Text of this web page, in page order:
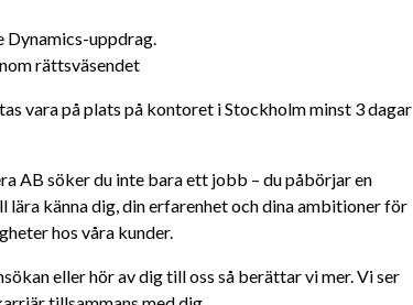
Dynamics-uppdrag.
rättsväsendet
vara på plats på kontoret i Stockholm minst 3 dagar
AB söker du inte bara ett jobb – du påbörjar en
känna dig, din erfarenhet och dina ambitioner för
hos våra kunder.
eller hör av dig till oss så berättar vi mer. Vi ser